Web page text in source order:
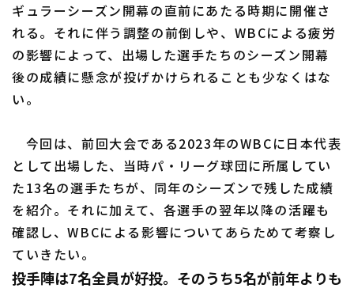
埼玉西武ライオンズ
千葉ロッテマリーンズ
オリックス・バファローズ
設定
ギュラーシーズン開幕の直前にあたる時期に開催さ
れる。それに伴う調整の前倒しや、WBCによる疲労
の影響によって、出場した選手たちのシーズン開幕
後の成績に懸念が投げかけられることも少なくはな
い。
今回は、前回大会である2023年のWBCに日本代表
として出場した、当時パ・リーグ球団に所属してい
た13名の選手たちが、同年のシーズンで残した成績
を紹介。それに加えて、各選手の翌年以降の活躍も
確認し、WBCによる影響についてあらためて考察し
ていきたい。
投手陣は7名全員が好投。そのうち5名が前年よりも